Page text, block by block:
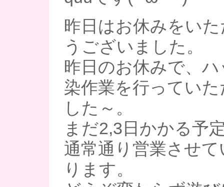
昨日はお休みをい
うございました。
昨日のお休みで、
染作業を行ってい
した～。
まだ2,3日かかる予
通常通り営業させ
ります。